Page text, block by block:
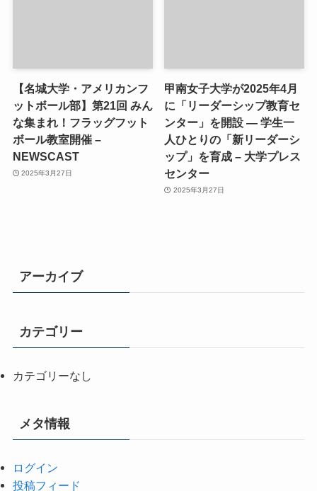
【名城大学・アメリカンフ
ットボール部】第21回 みん
な集まれ！フラッグフット
ボール教室開催 –
NEWSCAST
2025年3月27日
甲南女子大学が2025年4月
に「リーダーシップ教育セ
ンター」を開設 ― 学生一
人ひとりの「新リーダーシ
ップ」を育成 – 大学プレス
センター
2025年3月27日
アーカイブ
カテゴリー
カテゴリーなし
メタ情報
ログイン
投稿フィード